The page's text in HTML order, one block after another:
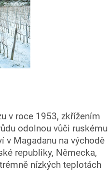
v roce 1953, zkřížením
odolnou vůči ruskému
v Magadanu na východě
republiky, Německa,
nízkých teplotách